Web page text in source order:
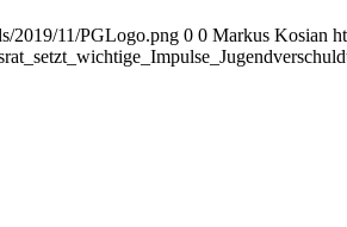
2019/11/PGLogo.png 0 0 Markus Kosian